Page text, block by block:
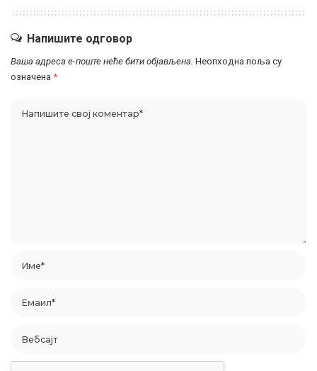
Напишите одговор
Ваша адреса е-поште неће бити објављена. Неопходна поља су
означена *